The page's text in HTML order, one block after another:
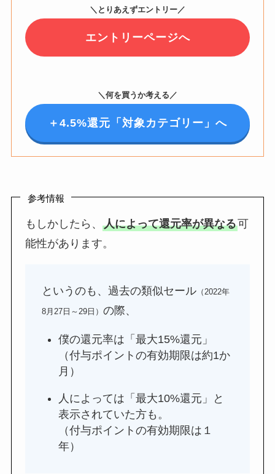
＼とりあえずエントリー／
エントリーページへ
＼何を買うか考える／
＋4.5%還元「対象カテゴリー」へ
参考情報
もしかしたら、人によって還元率が異なる可
能性があります。
というのも、過去の類似セール （2022年
8月27日～29日）の際、
僕の還元率は「最大15%還元」
（付与ポイントの有効期限は約1か
月）
人によっては「最大10%還元」と
表示されていた方も。
（付与ポイントの有効期限は１
年）